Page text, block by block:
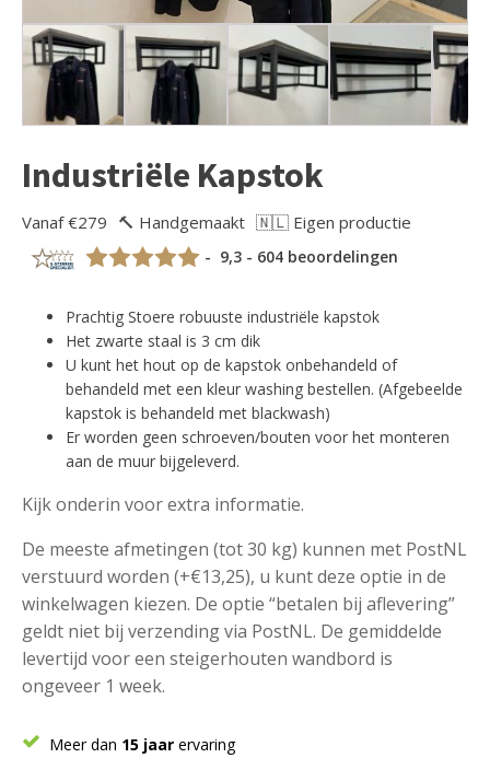
Industriële Kapstok
Vanaf €279 🔨 Handgemaakt 🇳🇱 Eigen productie
- 9,3 - 604 beoordelingen
Prachtig Stoere robuuste industriële kapstok
Het zwarte staal is 3 cm dik
U kunt het hout op de kapstok onbehandeld of
behandeld met een kleur washing bestellen. (Afgebeelde
kapstok is behandeld met blackwash)
Er worden geen schroeven/bouten voor het monteren
aan de muur bijgeleverd.
Kijk onderin voor extra informatie.
De meeste afmetingen (tot 30 kg) kunnen met PostNL
verstuurd worden (+€13,25), u kunt deze optie in de
winkelwagen kiezen. De optie “betalen bij aflevering”
geldt niet bij verzending via PostNL. De gemiddelde
levertijd voor een steigerhouten wandbord is
ongeveer 1 week.
Meer dan 15 jaar ervaring